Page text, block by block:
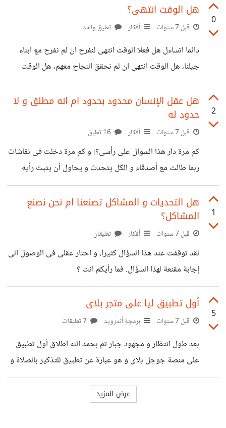
لكى تلقى عليا السلام، و لكنى لم انتبه إليها، و كيف انتبه و انا
غارق فى بحر جمالها كلما اردت الخروج ضربتى موجة زادتنى
الجمال عن التحية و الذنب ذنبك و مالى خيار إن كنت اخطأت
فسيف عينيك لعينى بتار
0
هل الوقت انتهى؟
قبل 7 سنوات أفكار تعليق واحد
دائما اتساءل هل فعلا الوقت انتهى لنفرح ان لم نفرح مع ابناء
جيلنا، هل الوقت انتهى ان لم نحقق النجاح معهم، هل الوقت
انتهى ان لم نتزوج فى نفس الوقت مع جيلنا، هل فعلا ما يقولون
صحيح أن فرصتك فى الزواج انتهت، ان الوقت المحدد لك
للنجاح ولى و انتهى، هل حقا نحن فاشون لاننا لم نصل إلى ما
وصلوا اليه فى نفس الوقت، ام ان الفرصة متاحة ما دامت حياة
الإنسان.
2
هل عقل الإنسان محدود بحدود ام انه مطلق و لا
حدود له
قبل 7 سنوات أفكار
كم مرة دار هذا السؤال على رأسى؟! و كم مرة دخلت فى نقاشات
ربما طالت مع أصدقاء و الكل يتحدث و يحاول أن يثبت رأيه
بأقوال علماء و غيرهم. لكن ما احتاجه انا إجابة منطقة بعيدا عن
رأى اى عالم او متخصص اريد أن اعرف أرائكم الشخصية فى هذا
السؤال
1
هل التحديات و المشاكل تصنعنا ام نحن نصنع
المشاكل؟
قبل 7 سنوات أفكار تعليقان
لقد توقفت عند هذا السؤال كثيرا، و احتار عقلى فى الوصول الى
إجابة مقنعة لهذا السؤال. فما رأيكم انت ؟
5
أول تطبيق ليا على متجر بلاى
قبل 7 سنوات برمجة أندرويد
بعد طول انتظار و مجهود جبار تم بحمد الله إطلاق أول تطبيق
على منصة جوجل بلاى و هو عبارة عن تطبيق للتذكير بالصلاة و
السلام على النبى و فى نفس الوقت سبحة الكترونيه لذكر الله.
وهذا لا يعنى أن رحلة تعلم البرمجة لم تثمر إلا هذا التطبيق بل